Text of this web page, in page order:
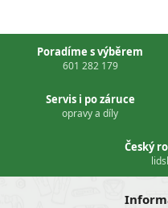
Poradíme s výběrem
601 282 179
Servis i po záruce
opravy a díly
Český